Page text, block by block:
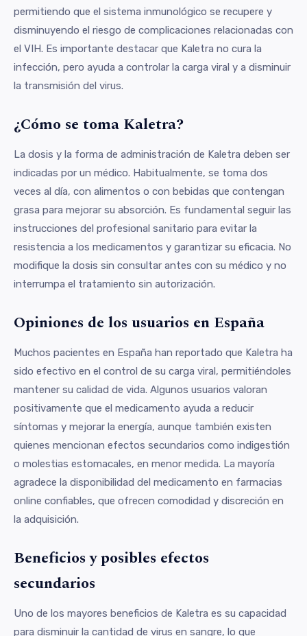
permitiendo que el sistema inmunológico se recupere y
disminuyendo el riesgo de complicaciones relacionadas con
el VIH. Es importante destacar que Kaletra no cura la
infección, pero ayuda a controlar la carga viral y a disminuir
la transmisión del virus.
¿Cómo se toma Kaletra?
La dosis y la forma de administración de Kaletra deben ser
indicadas por un médico. Habitualmente, se toma dos
veces al día, con alimentos o con bebidas que contengan
grasa para mejorar su absorción. Es fundamental seguir las
instrucciones del profesional sanitario para evitar la
resistencia a los medicamentos y garantizar su eficacia. No
modifique la dosis sin consultar antes con su médico y no
interrumpa el tratamiento sin autorización.
Opiniones de los usuarios en España
Muchos pacientes en España han reportado que Kaletra ha
sido efectivo en el control de su carga viral, permitiéndoles
mantener su calidad de vida. Algunos usuarios valoran
positivamente que el medicamento ayuda a reducir
síntomas y mejorar la energía, aunque también existen
quienes mencionan efectos secundarios como indigestión
o molestias estomacales, en menor medida. La mayoría
agradece la disponibilidad del medicamento en farmacias
online confiables, que ofrecen comodidad y discreción en
la adquisición.
Beneficios y posibles efectos
secundarios
Uno de los mayores beneficios de Kaletra es su capacidad
para disminuir la cantidad de virus en sangre, lo que